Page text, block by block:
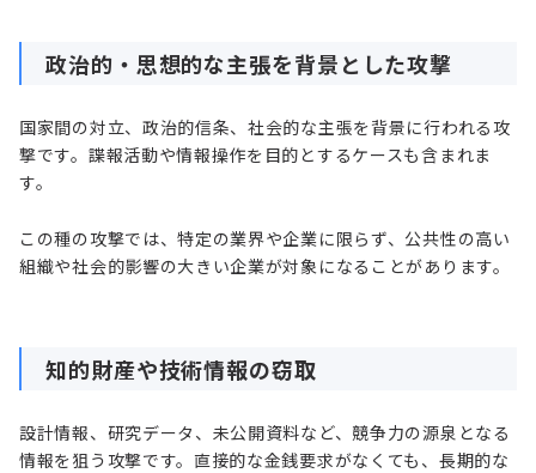
政治的・思想的な主張を背景とした攻撃
国家間の対立、政治的信条、社会的な主張を背景に行われる攻
撃です。諜報活動や情報操作を目的とするケースも含まれま
す。
この種の攻撃では、特定の業界や企業に限らず、公共性の高い
組織や社会的影響の大きい企業が対象になることがあります。
知的財産や技術情報の窃取
設計情報、研究データ、未公開資料など、競争力の源泉となる
情報を狙う攻撃です。直接的な金銭要求がなくても、長期的な